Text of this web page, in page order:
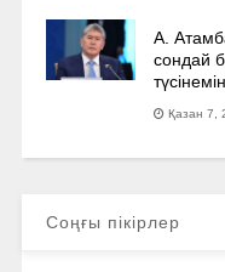
А.
сондай
Қазан 7,
Соңғы пікірлер